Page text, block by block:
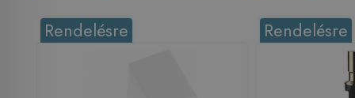
Rendelésre Rendelésre